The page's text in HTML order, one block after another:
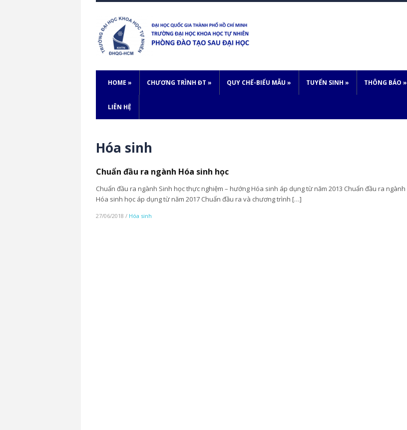
HOME » CHƯƠNG TRÌNH ĐT » QUY CHẾ-BIỂU MẪU » TUYỂN SINH » THÔNG BÁO »
LIÊN HỆ
Hóa sinh
Chuẩn đầu ra ngành Hóa sinh học
Chuẩn đầu ra ngành Sinh học thực nghiệm – hướng Hóa sinh áp dụng từ năm 2013 Chuẩn đầu ra ngành
Hóa sinh học áp dụng từ năm 2017 Chuẩn đầu ra và chương trình […]
27/06/2018 / Hóa sinh